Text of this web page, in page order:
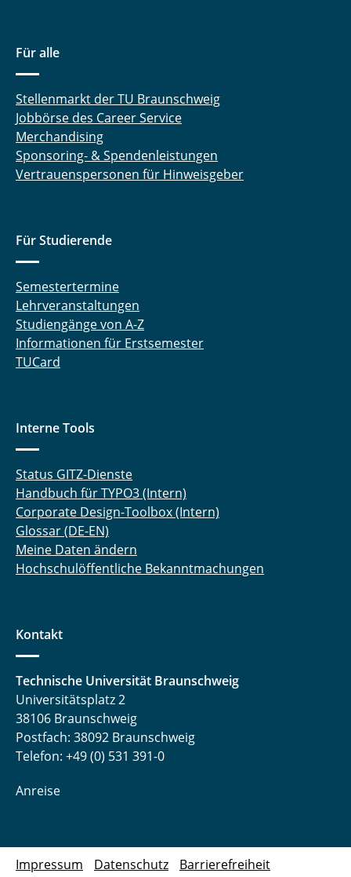
Prof. Dr. K.-J. Wirths
PD Dr. Konstantin Merz
Dr. C. Adelmann (Lehrbeauftragter)
Dr. Matthias Adrian-Himmelmann
Dr. Renu Joshi
Dr. Boulos El Hilany
Dr. Budsaraphorn Tanmuiho
Gerardo Martín Franco Cordova
Óscar Fernández Ayala
Fedro Guillén Garza Ramos
Merten Mlinarzik
Jonas Naumann
Birte Ostermann
Nikolas Rieke
Timo Velten
Für alle
Stellenmarkt der TU Braunschweig
Jobbörse des Career Service
Merchandising
Sponsoring- & Spendenleistungen
Vertrauenspersonen für Hinweisgeber
Für Studierende
Semestertermine
Lehrveranstaltungen
Studiengänge von A-Z
Informationen für Erstsemester
TUCard
Interne Tools
Status GITZ-Dienste
Handbuch für TYPO3 (Intern)
Corporate Design-Toolbox (Intern)
Glossar (DE-EN)
Meine Daten ändern
Hochschulöffentliche Bekanntmachungen
Kontakt
Technische Universität Braunschweig
Universitätsplatz 2
38106 Braunschweig
Postfach: 38092 Braunschweig
Telefon: +49 (0) 531 391-0
Anreise
Impressum Datenschutz Barrierefreiheit